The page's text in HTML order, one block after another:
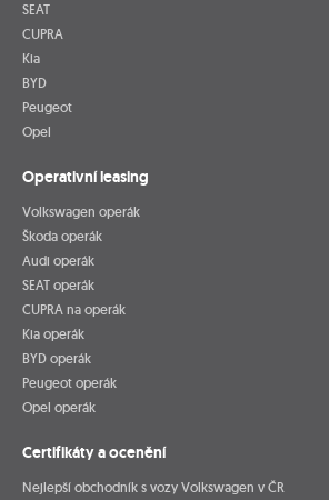
SEAT
CUPRA
Kia
BYD
Peugeot
Opel
Operativní leasing
Volkswagen operák
Škoda operák
Audi operák
SEAT operák
CUPRA na operák
Kia operák
BYD operák
Peugeot operák
Opel operák
Certifikáty a ocenění
Nejlepší obchodník s vozy Volkswagen v ČR